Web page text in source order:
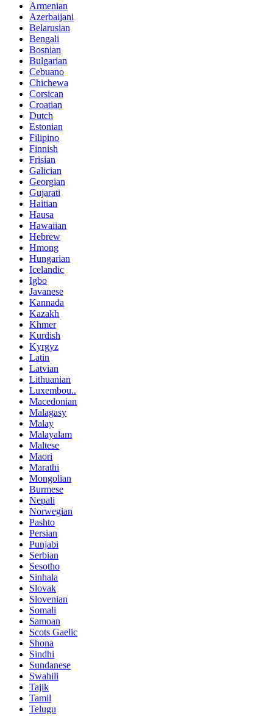
Armenian
Azerbaijani
Belarusian
Bengali
Bosnian
Bulgarian
Cebuano
Chichewa
Corsican
Croatian
Dutch
Estonian
Filipino
Finnish
Frisian
Galician
Georgian
Gujarati
Haitian
Hausa
Hawaiian
Hebrew
Hmong
Hungarian
Icelandic
Igbo
Javanese
Kannada
Kazakh
Khmer
Kurdish
Kyrgyz
Latin
Latvian
Lithuanian
Luxembou..
Macedonian
Malagasy
Malay
Malayalam
Maltese
Maori
Marathi
Mongolian
Burmese
Nepali
Norwegian
Pashto
Persian
Punjabi
Serbian
Sesotho
Sinhala
Slovak
Slovenian
Somali
Samoan
Scots Gaelic
Shona
Sindhi
Sundanese
Swahili
Tajik
Tamil
Telugu